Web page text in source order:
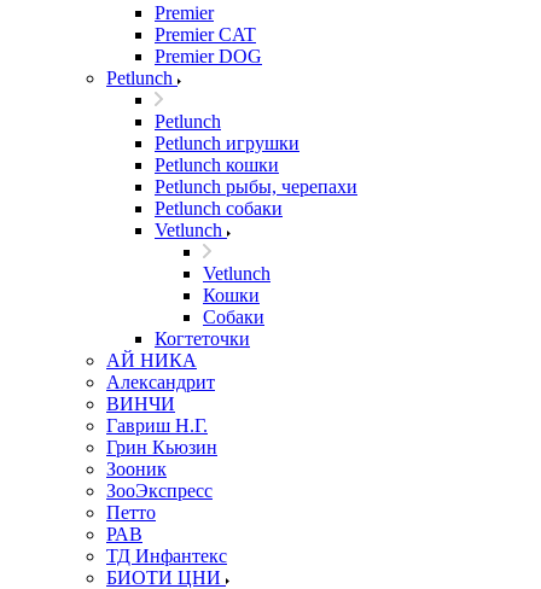
Premier
Premier CAT
Premier DOG
Petlunch
Petlunch
Petlunch игрушки
Petlunch кошки
Petlunch рыбы, черепахи
Petlunch собаки
Vetlunch
Vetlunch
Кошки
Собаки
Когтеточки
АЙ НИКА
Александрит
ВИНЧИ
Гавриш Н.Г.
Грин Кьюзин
Зооник
ЗооЭкспресс
Петто
РАВ
ТД Инфантекс
БИОТИ ЦНИ